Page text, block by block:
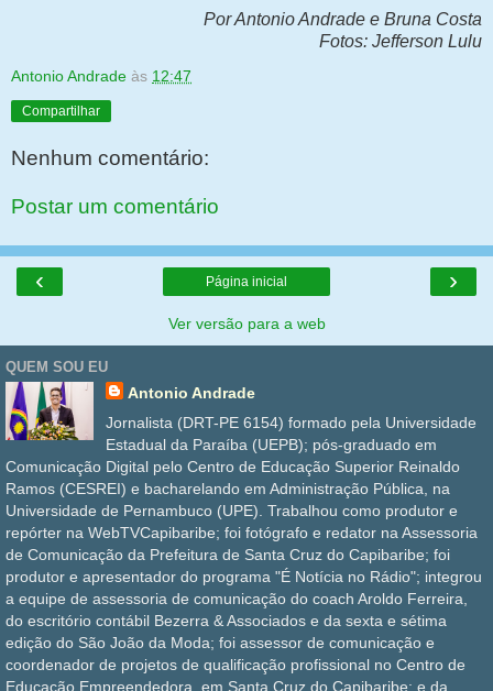
Por Antonio Andrade e Bruna Costa
Fotos: Jefferson Lulu
Antonio Andrade às 12:47
Compartilhar
Nenhum comentário:
Postar um comentário
‹ ›
Página inicial
Ver versão para a web
QUEM SOU EU
Antonio Andrade
Jornalista (DRT-PE 6154) formado pela Universidade
Estadual da Paraíba (UEPB); pós-graduado em
Comunicação Digital pelo Centro de Educação Superior Reinaldo
Ramos (CESREI) e bacharelando em Administração Pública, na
Universidade de Pernambuco (UPE). Trabalhou como produtor e
repórter na WebTVCapibaribe; foi fotógrafo e redator na Assessoria
de Comunicação da Prefeitura de Santa Cruz do Capibaribe; foi
produtor e apresentador do programa "É Notícia no Rádio"; integrou
a equipe de assessoria de comunicação do coach Aroldo Ferreira,
do escritório contábil Bezerra & Associados e da sexta e sétima
edição do São João da Moda; foi assessor de comunicação e
coordenador de projetos de qualificação profissional no Centro de
Educação Empreendedora, em Santa Cruz do Capibaribe; e da